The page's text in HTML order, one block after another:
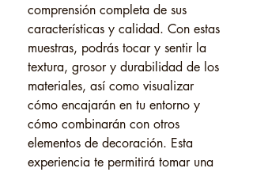
comprensión completa de sus
características y calidad. Con estas
muestras, podrás tocar y sentir la
textura, grosor y durabilidad de los
materiales, así como visualizar
cómo encajarán en tu entorno y
cómo combinarán con otros
elementos de decoración. Esta
experiencia te permitirá tomar una